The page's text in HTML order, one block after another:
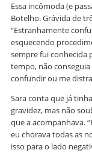
Essa incômoda (e
Botelho. Grávida de
“Estranhamente
esquecendo
sempre fui conhecida
tempo, não
confundir ou me
Sara conta que já
gravidez, mas não
que a acompanhava.
eu chorava todas as
isso para o lado